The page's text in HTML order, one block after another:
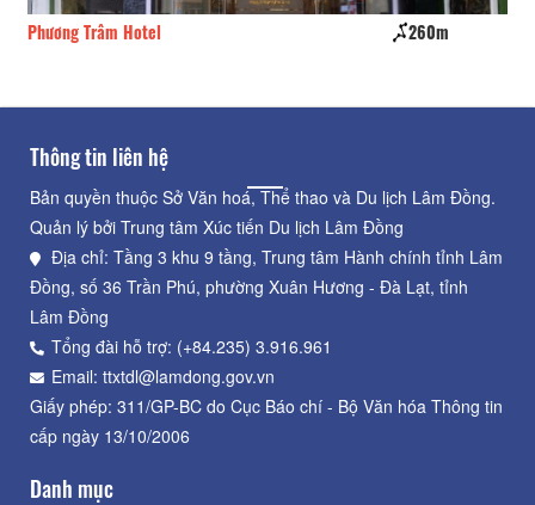
Phương Trâm Hotel 260m
Thông tin liên hệ
Bản quyền thuộc Sở Văn hoá, Thể thao và Du lịch Lâm Đồng.
Quản lý bởi Trung tâm Xúc tiến Du lịch Lâm Đồng
Địa chỉ: Tầng 3 khu 9 tầng, Trung tâm Hành chính tỉnh Lâm
Đồng, số 36 Trần Phú, phường Xuân Hương - Đà Lạt, tỉnh
Lâm Đồng
Tổng đài hỗ trợ: (+84.235) 3.916.961
Email: ttxtdl@lamdong.gov.vn
Giấy phép: 311/GP-BC do Cục Báo chí - Bộ Văn hóa Thông tin
cấp ngày 13/10/2006
Danh mục